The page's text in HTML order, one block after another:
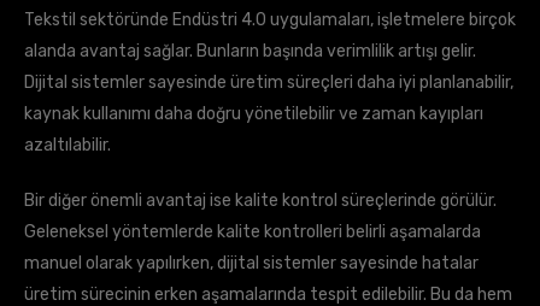
Tekstil sektöründe Endüstri 4.0 uygulamaları, işletmelere birçok
alanda avantaj sağlar. Bunların başında verimlilik artışı gelir.
Dijital sistemler sayesinde üretim süreçleri daha iyi planlanabilir,
kaynak kullanımı daha doğru yönetilebilir ve zaman kayıpları
azaltılabilir.
Bir diğer önemli avantaj ise kalite kontrol süreçlerinde görülür.
Geleneksel yöntemlerde kalite kontrolleri belirli aşamalarda
manuel olarak yapılırken, dijital sistemler sayesinde hatalar
üretim sürecinin erken aşamalarında tespit edilebilir. Bu da hem